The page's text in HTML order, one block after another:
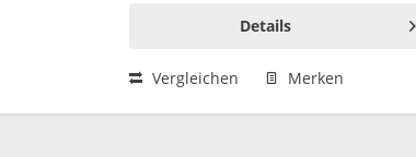
Details
Vergleichen Merken